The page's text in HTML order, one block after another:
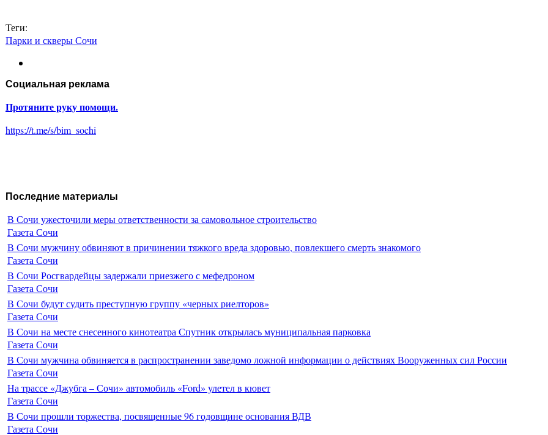
Теги:
Парки и скверы Сочи
Социальная реклама
Протяните руку помощи.
https://t.me/s/bim_sochi
Последние материалы
В Сочи ужесточили меры ответственности за самовольное строительство
Газета Сочи
В Сочи мужчину обвиняют в причинении тяжкого вреда здоровью, повлекшего смерть знакомого
Газета Сочи
В Сочи Росгвардейцы задержали приезжего с мефедроном
Газета Сочи
В Сочи будут судить преступную группу «черных риелторов»
Газета Сочи
В Сочи на месте снесенного кинотеатра Спутник открылась муниципальная парковка
Газета Сочи
В Сочи мужчина обвиняется в распространении заведомо ложной информации о действиях Вооруженных сил России
Газета Сочи
На трассе «Джубга – Сочи» автомобиль «Ford» улетел в кювет
Газета Сочи
В Сочи прошли торжества, посвященные 96 годовщине основания ВДВ
Газета Сочи